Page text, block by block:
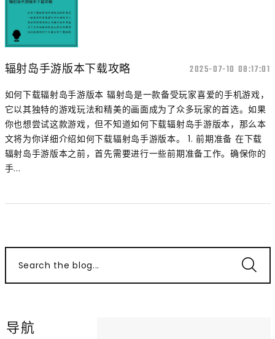
辐射岛手游版本下载攻略 2025-07-10 08:17:01
如何下载辐射岛手游版本 辐射岛是一款备受玩家喜爱的手机游戏，
它以其独特的游戏玩法和精美的画面成为了众多玩家的首选。如果
你也想尝试这款游戏，但不知道如何下载辐射岛手游版本，那么本
文将为你详细介绍如何下载辐射岛手游版本。 1. 前期准备 在下载
辐射岛手游版本之前，首先需要进行一些前期准备工作。确保你的
手...
Search the blog...
导航